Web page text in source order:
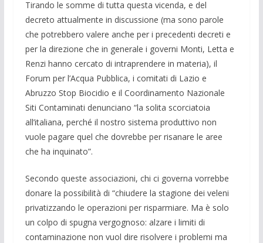
Tirando le somme di tutta questa vicen­da, e del
decreto attualmente in discussio­ne (ma sono parole
che potrebbero valere anche per i precedenti decreti e
per la di­rezione che in generale i governi Monti, Letta e
Renzi hanno cercato di intrapren­dere in materia), il
Forum per l’Acqua Pubblica, i comitati di Lazio e
Abruzzo Stop Biocidio e il Coordinamento Nazio­nale
Siti Contaminati denunciano “la soli­ta scorciatoia
all’italiana, perché il nostro sistema produttivo non
vuole pagare quel che dovrebbe per risanare le aree
che ha inquinato”.
Secondo queste associazioni, chi ci go­verna vorreb­be
donare la possibilità di “chiudere la stagione dei veleni
privatiz­zando le opera­zioni per risparmiare. Ma è solo
un colpo di spugna vergognoso: alza­re i limiti di
contaminazione non vuol dire risolvere i problemi ma